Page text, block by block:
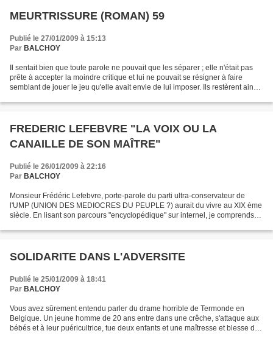
MEURTRISSURE (ROMAN) 59
Publié le 27/01/2009 à 15:13
Par BALCHOY
Il sentait bien que toute parole ne pouvait que les séparer ; elle n'était pas
prête à accepter la moindre critique et lui ne pouvait se résigner à faire
semblant de jouer le jeu qu'elle avait envie de lui imposer. Ils restèrent ainsi
FREDERIC LEFEBVRE "LA VOIX OU LA
CANAILLE DE SON MAÎTRE"
Publié le 26/01/2009 à 22:16
Par BALCHOY
Monsieur Frédéric Lefebvre, porte-parole du parti ultra-conservateur de
l'UMP (UNION DES MEDIOCRES DU PEUPLE ?) aurait du vivre au XIX ème
siècle. En lisant son parcours "encyclopédique" sur internel, je comprends
SOLIDARITE DANS L'ADVERSITE
Publié le 25/01/2009 à 18:41
Par BALCHOY
Vous avez sûrement entendu parler du drame horrible de Termonde en
Belgique. Un jeune homme de 20 ans entre dans une crêche, s'attaque aux
bébés et à leur puéricultrice, tue deux enfants et une maîtresse et blesse de